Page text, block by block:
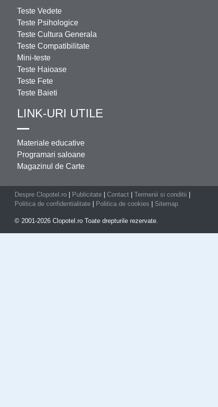
Teste Vedete
Teste Psihologice
Teste Cultura Generala
Teste Compatibilitate
Mini-teste
Teste Haioase
Teste Fete
Teste Baieti
LINK-URI UTILE
Materiale educative
Programari saloane
Magazinul de Carte
Despre Clopotel.ro Publicitate Contact Termenii si conditii
Politica de confidentialitate
Politica de cookies Sitemap
© 2001-2026 Clopotel.ro Toate drepturile rezervate.